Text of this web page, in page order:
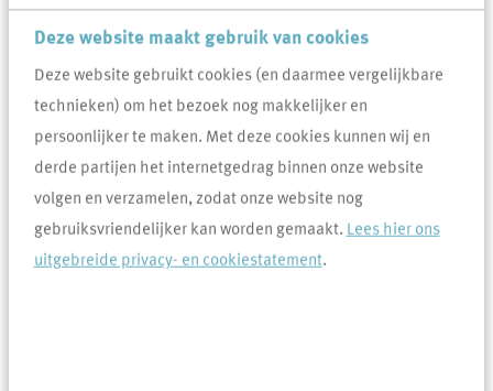
Deze website maakt gebruik van cookies
Deze website gebruikt cookies (en daarmee vergelijkbare
technieken) om het bezoek nog makkelijker en
persoonlijker te maken. Met deze cookies kunnen wij en
derde partijen het internetgedrag binnen onze website
volgen en verzamelen, zodat onze website nog
gebruiksvriendelijker kan worden gemaakt. Lees hier ons
uitgebreide privacy- en cookiestatement.